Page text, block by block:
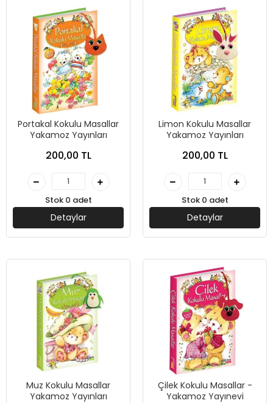
Portakal Kokulu Masallar
Yakamoz Yayınları
200,00 TL
Stok 0 adet
Detaylar
Limon Kokulu Masallar
Yakamoz Yayınları
200,00 TL
Stok 0 adet
Detaylar
Muz Kokulu Masallar
Yakamoz Yayınları
Çilek Kokulu Masallar -
Yakamoz Yayınevi